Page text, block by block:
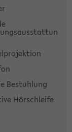
Bestuhlung
Hörschleife